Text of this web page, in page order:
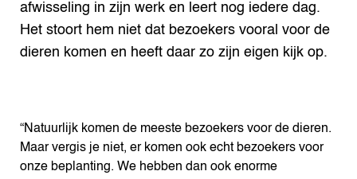
afwisseling in zijn werk en leert nog iedere dag.
Het stoort hem niet dat bezoekers vooral voor de
dieren komen en heeft daar zo zijn eigen kijk op.
“Natuurlijk komen de meeste bezoekers voor de dieren.
Maar vergis je niet, er komen ook echt bezoekers voor
onze beplanting. We hebben dan ook enorme